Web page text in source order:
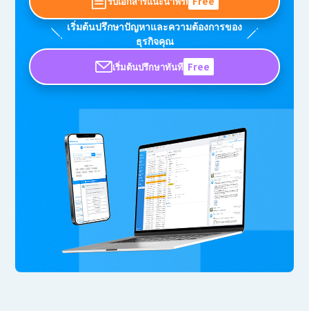
เริ่มต้นปรึกษาปัญหาและความต้องการของ
ธุรกิจคุณ
เริ่มต้นปรึกษาทันที Free